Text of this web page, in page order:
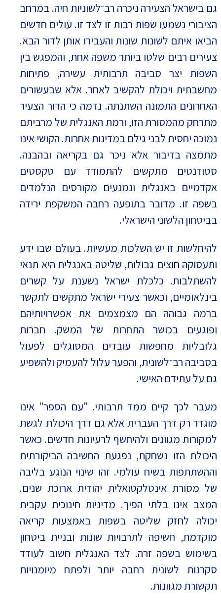
גם בישראל הצעירה ניכרה רב־לשוניות חיה. במרחב
הציבורי נשמעו שפות רבות זו לצד זו. עולים חדשים
הביאו איתם לשונות שונות והעבירו אותן לדור הבא.
צעירים רבים שלטו ביותר משפה אחת, והמפגש בין
השפות יצר סביבה תרבותית עשירה, פתיחות
מחשבתית ויכולת להקשיב לאחר. אלא שבעשורים
האחרונים התמונה השתנתה. נדמה כי הדור הצעיר
מתרחק מהמסורת הזו, ורמת האנגלית של מרביתם
נמוכה יחסית לבני גילם במדינות אחרות. הקושי אינו
מתמצה בדיבור אלא ניכר גם בקריאה ובהבנה.
סטודנטים מתקשים להתמודד עם טקסטים
אקדמיים באנגלית ונמנעים מקורסים הנלמדים
בשפה זו. מדובר בתופעה רחבה המשקפת ירידה
בביטחון הלשוני הישראלי.
להיחלשות זו יש השלכות מעשיות. בעולם שבו ידע
ותעסוקה חוצים גבולות, שליטה באנגלית היא תנאי
להשתלבות. כלכלת ישראל נשענת על קשרים
בינלאומיים, וכאשר צעירי ישראל מתקשים לתקשר
ברמה גבוהה הם מצמצמים את אפשרויותיהם
ופוגעים בכושר התחרות של המשק. חברות
גלובליות מחפשות עובדים המסוגלים לפעול
בסביבה רב־לשונית, והפער עלול להעמיק ולהשפיע
גם על עתידם האישי.
מעבר לכך קיים ממד תרבותי. "עם הספר" אינו
מוגדר רק דרך העברית אלא גם דרך היכולת לגשת
למקורות מגוונים ולהיחשף לרעיונות חדשים. כאשר
היכולת הזו נשחקת, נפגעת החשיבה הביקורתית
וההשתתפות בשיח עולמי. זהו שינוי הנוגע בליבה
של מסורת אינטלקטואלית יהודית ארוכת שנים.
המצב אינו בלתי הפיך. מדיניות חינוכית עקבית
יכולה לחזק שליטה בשפות באמצעות קריאה
מוקדמת, חשיפה לתרבויות שונות ובניית ביטחון
בשימוש בשפה זרה. לצד האנגלית חשוב לעודד
סקרנות לשונית רחבה יותר ולפתח מיומנויות
תקשורת מגוונות.